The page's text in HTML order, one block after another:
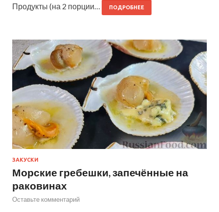
Продукты (на 2 порции…
ПОДРОБНЕЕ
ЗАКУСКИ
Морские гребешки, запечённые на
раковинах
Оставьте комментарий